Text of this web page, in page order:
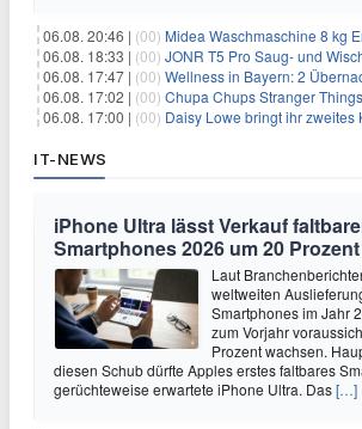
06.08. 20:46 | (00) Midea Waschmaschine 8 kg Energieklasse
06.08. 18:33 | (00) JONR T5 Pro Saug- und
06.08. 17:47 | (00) Wellness in Bayern: 2 Übernachtungen im DAS LUDWIG
06.08. 17:02 | (00) Chupa Chups Stranger Things Eimer
06.08. 17:00 | (00) Daisy Lowe bringt ihr zweites
IT-NEWS
iPhone Ultra lässt Verkauf
Smartphones 2026 um 20
Laut
weltweiten
Smartphones im Jahr
zum Vorjahr
Prozent wachsen.
diesen Schub dürfte Apples erstes faltbares
gerüchteweise erwartete iPhone Ultra. Das[…]